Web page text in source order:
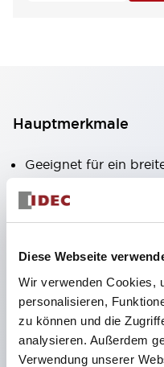
Diese Webseite
Wir verwenden Cookies,
personalisieren,
zu können und die
analysieren. Außerdem
Verwendung unserer
Hauptmerkmale
Geeignet für ein
von der
LED-
LED-Lampenkörper
Schutzarten IP40
(IEC 60529)
UL- und CSA-
Normen. CCC-